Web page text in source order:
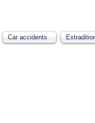
Car accidents